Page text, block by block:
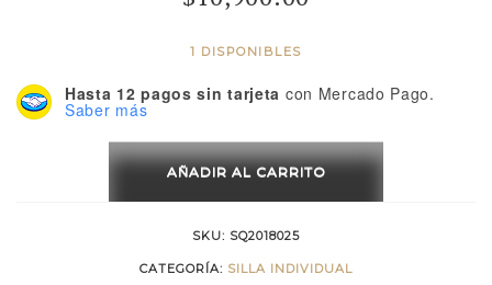
1 DISPONIBLES
Hasta 12 pagos sin tarjeta con Mercado Pago.
Saber más
Cuadricularela
cantidad
AÑADIR AL CARRITO
SKU: SQ2018025
CATEGORÍA: SILLA INDIVIDUAL